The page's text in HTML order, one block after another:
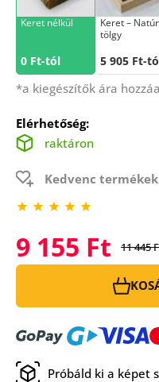
Keret nélkül
0 Ft-tól
Keret – Natúr
tölgy
5 905 Ft-
*a kiegészítők ára
Elérhetőség:
raktáron
Kedvenc
9 155 Ft 11 445
Próbáld ki a képet